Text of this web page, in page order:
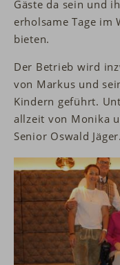
Gäste da sein und
erholsame Tage im
bieten.
Der Betrieb wird
von Markus und
Kindern geführt.
allzeit von Monika
Senior Oswald Jäger.